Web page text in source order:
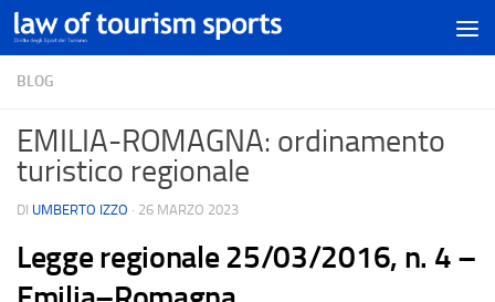
BLOG
EMILIA-ROMAGNA: ordinamento
turistico regionale
DI UMBERTO IZZO · 26 MARZO 2023
Leggeregionale25/03/2016, n. 4 –